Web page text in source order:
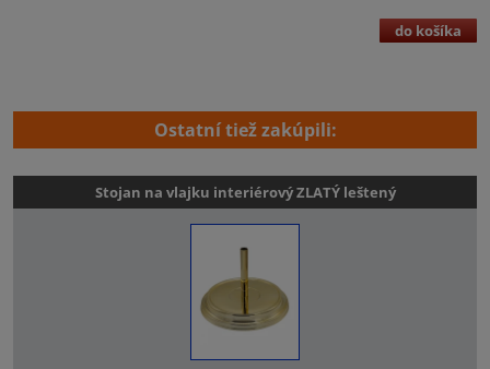
do košíka
Ostatní tiež zakúpili:
Stojan na vlajku interiérový ZLATÝ leštený